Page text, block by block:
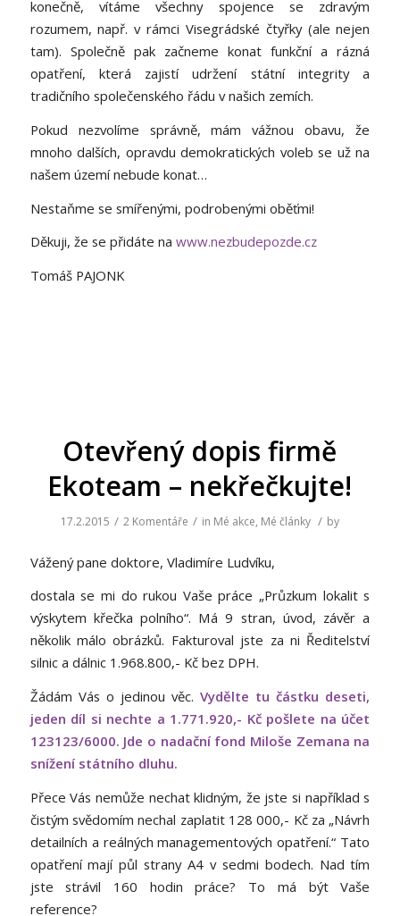
konečně, vítáme všechny spojence se zdravým
rozumem, např. v rámci Visegrádské čtyřky (ale nejen
tam). Společně pak začneme konat funkční a rázná
opatření, která zajistí udržení státní integrity a
tradičního společenského řádu v našich zemích.
Pokud nezvolíme správně, mám vážnou obavu, že
mnoho dalších, opravdu demokratických voleb se už na
našem území nebude konat…
Nestaňme se smířenými, podrobenými oběťmi!
Děkuji, že se přidáte na www.nezbudepozde.cz
Tomáš PAJONK
Otevřený dopis firmě
Ekoteam – nekřečkujte!
17.2.2015 / 2 Komentáře / in Mé akce, Mé články / by
Vážený pane doktore, Vladimíre Ludvíku,
dostala se mi do rukou Vaše práce „Průzkum lokalit s
výskytem křečka polního“. Má 9 stran, úvod, závěr a
několik málo obrázků. Fakturoval jste za ni Ředitelství
silnic a dálnic 1.968.800,- Kč bez DPH.
Žádám Vás o jedinou věc.Vydělte tu částku deseti,
jeden díl si nechte a 1.771.920,- Kč pošlete na účet
123123/6000. Jde o nadační fond Miloše Zemana na
snížení státního dluhu.
Přece Vás nemůže nechat klidným, že jste si například s
čistým svědomím nechal zaplatit 128 000,- Kč za „Návrh
detailních a reálných managementových opatření.“ Tato
opatření mají půl strany A4 v sedmi bodech. Nad tím
jste strávil 160 hodin práce? To má být Vaše
reference?